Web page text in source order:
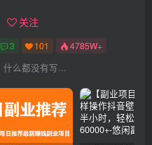
关注
3 101 4785W+
什么都没有写...